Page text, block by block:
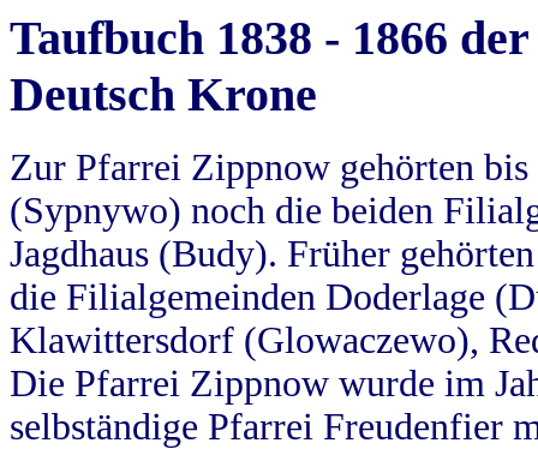
Taufbuch 1838 - 1866
Deutsch Krone
Zur Pfarrei Zippnow gehörten
(Sypnywo) noch die beiden
Jagdhaus (Budy). Früher
die Filialgemeinden Doderlage
Klawittersdorf (Glowaczewo),
Die Pfarrei Zippnow wurde im
selbständige Pfarrei Freudenfier